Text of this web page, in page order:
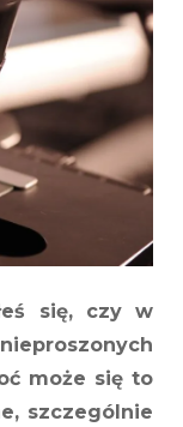
wykonać
testy
na
pasożyty?
się, czy w
może się to
szczególnie